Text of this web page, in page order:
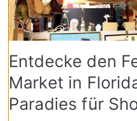
Entdecke den
Market in
Paradies für